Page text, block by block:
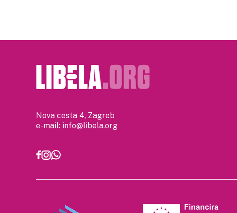
Nova cesta 4, Zagreb
e-mail: info@libela.org